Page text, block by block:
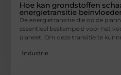
Hoe kan grondstoffen
energietransitie
De energietransitie die op de
essentieel bestempeld voor het
planeet. Om deze transitie te
Industrie